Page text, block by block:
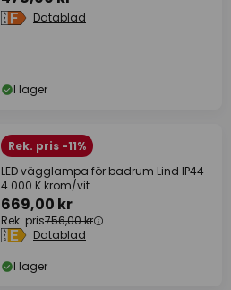
Datablad
I lager
Rek. pris -11%
LED vägglampa för badrum Lind IP44
4 000 K krom/vit
669,00 kr
Rek. pris756,00 kr
Datablad
I lager